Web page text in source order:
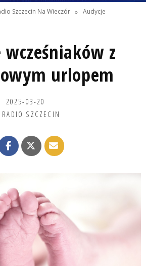
Szczecin Na Wieczór » Audycje
wcześniaków z
urlopem
2025-03-20
RADIO SZCZECIN